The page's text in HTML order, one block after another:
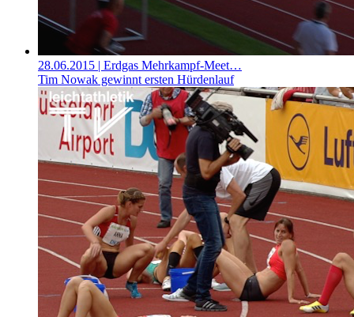
28.06.2015 | Erdgas Mehrkampf-Meet…
Tim Nowak gewinnt ersten Hürdenlauf